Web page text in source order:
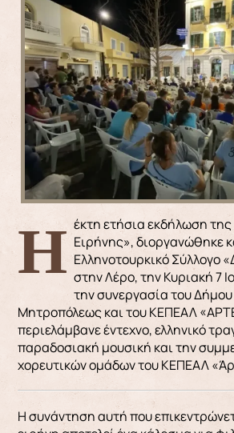
Η έκτη ετήσια εκδήλωση της «Συνάντησης Ειρήνης», διοργανώθηκε
Ελληνοτουρκικό Σύλλογο
στην Λέρο, την Κυριακή 7
την συνεργασία του
Μητροπόλεως και του ΚΕΠΕΑΛ
περιελάμβανε έντεχνο, ελληνικό
παραδοσιακή μουσική και την
χορευτικών ομάδων του ΚΕΠΕΑΛ
Η συνάντηση αυτή που